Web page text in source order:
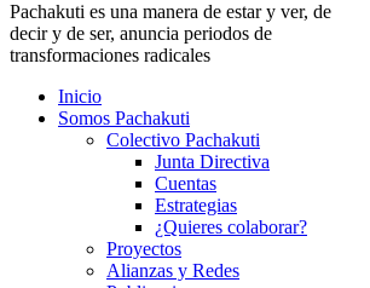
Pachakuti es una manera de estar y ver, de
decir y de ser, anuncia periodos de
transformaciones radicales
Inicio
Somos Pachakuti
Colectivo Pachakuti
Junta Directiva
Cuentas
Estrategias
¿Quieres colaborar?
Proyectos
Alianzas y Redes